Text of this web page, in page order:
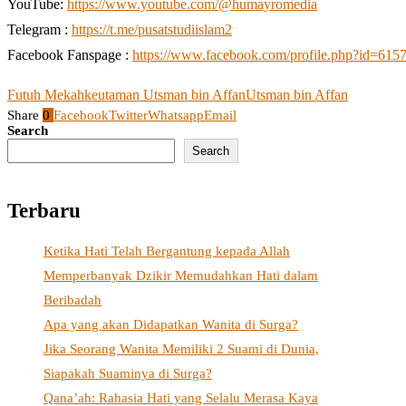
YouTube: https://www.youtube.com/@humayromedia
Telegram : https://t.me/pusatstudiislam2
Facebook Fanspage : https://www.facebook.com/
Futuh Mekahkeutaman Utsman bin AffanUtsman bin Affan
Share 0 FacebookTwitterWhatsappEmail
Search
Search
Terbaru
Ketika Hati Telah Bergantung kepada Allah
Memperbanyak Dzikir Memudahkan Hati dalam
Beribadah
Apa yang akan Didapatkan Wanita di Surga?
Jika Seorang Wanita Memiliki 2 Suami di Dunia,
Siapakah Suaminya di Surga?
Qana’ah: Rahasia Hati yang Selalu Merasa Kaya